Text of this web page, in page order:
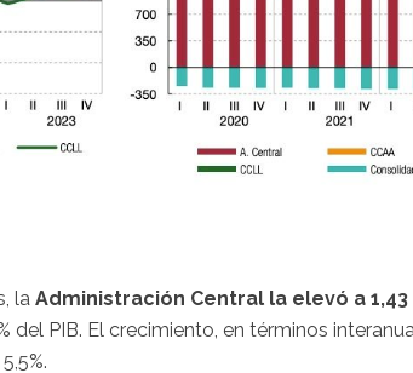
la Administración Central la elevó a
del PIB. El crecimiento, en términos